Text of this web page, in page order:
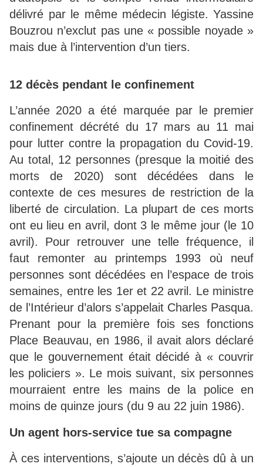
délivré par le même médecin légiste. Yassine
Bouzrou n’exclut pas une « possible noyade »
mais due à l’intervention d’un tiers.
12 décès pendant le confinement
L’année 2020 a été marquée par le premier
confinement décrété du 17 mars au 11 mai
pour lutter contre la propagation du Covid-19.
Au total, 12 personnes (presque la moitié des
morts de 2020) sont décédées dans le
contexte de ces mesures de restriction de la
liberté de circulation. La plupart de ces morts
ont eu lieu en avril, dont 3 le même jour (le 10
avril). Pour retrouver une telle fréquence, il
faut remonter au printemps 1993 où neuf
personnes sont décédées en l’espace de trois
semaines, entre les 1er et 22 avril. Le ministre
de l’Intérieur d’alors s’appelait Charles Pasqua.
Prenant pour la première fois ses fonctions
Place Beauvau, en 1986, il avait alors déclaré
que le gouvernement était décidé à « couvrir
les policiers ». Le mois suivant, six personnes
mourraient entre les mains de la police en
moins de quinze jours (du 9 au 22 juin 1986).
Un agent hors-service tue sa compagne
À ces interventions, s’ajoute un décès dû à un